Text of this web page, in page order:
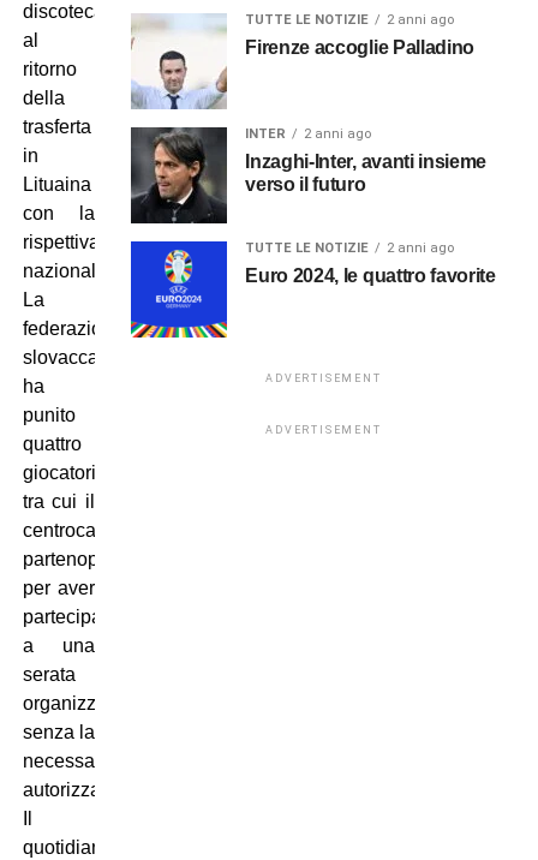
discoteca
al
ritorno
della
trasferta
in
Lituaina
con la
rispettiva
nazionale.
La
federazione
slovacca
ha
punito
quattro
giocatori
tra cui il
centrocampista
partenopeo,
per aver
partecipato
a una
serata
organizzata
senza la
necessaria
autorizzazione.
quotidiano
TUTTE LE NOTIZIE 2 anni ago
Firenze accoglie Palladino
INTER 2 anni ago
Inzaghi-Inter, avanti insieme
verso il futuro
TUTTE LE NOTIZIE 2 anni ago
Euro 2024, le quattro favorite
ADVERTISEMENT
ADVERTISEMENT